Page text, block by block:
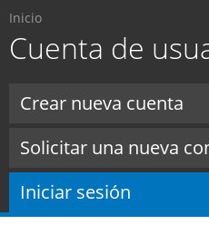
principal
Usted está aquí
Inicio
Cuenta de
Crear nueva cuenta
Solicitar una nueva
Iniciar sesión